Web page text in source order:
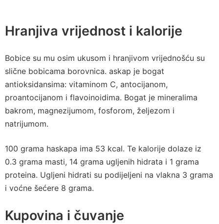
Hranjiva vrijednost i kalorije
Bobice su mu osim ukusom i hranjivom vrijednošću su
slične bobicama borovnica. askap je bogat
antioksidansima: vitaminom C, antocijanom,
proantocijanom i flavoinoidima. Bogat je mineralima
bakrom, magnezijumom, fosforom, željezom i
natrijumom.
100 grama haskapa ima 53 kcal. Te kalorije dolaze iz
0.3 grama masti, 14 grama ugljenih hidrata i 1 grama
proteina. Ugljeni hidrati su podijeljeni na vlakna 3 grama
i voćne šećere 8 grama.
Kupovina i čuvanje